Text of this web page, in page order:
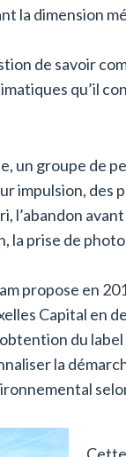
la dimension
de savoir
qu’il
un groupe de
impulsion,
l’abandon
la prise de
propose en
Capital en
du
la